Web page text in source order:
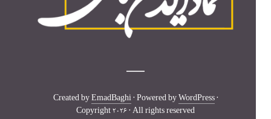
Created by EmadBaghi· Powered by WordPress·
Copyright 2026 · All rights reserved